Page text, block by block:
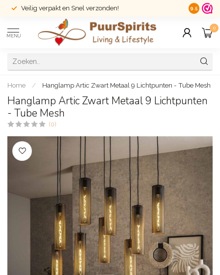
Veilig verpakt en Snel verzonden! 14 dagen
9.5
MENU
0
Home / Hanglamp Artic Zwart Metaal 9 Lichtpunten - Tube Mesh
Hanglamp Artic Zwart Metaal 9 Lichtpunten
- Tube Mesh
(0)